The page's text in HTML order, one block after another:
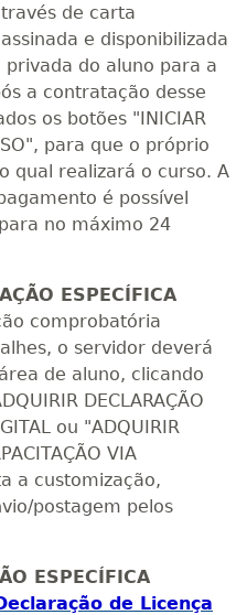
de carta
e disponibilizada
do aluno para a
a contratação desse
os botões "INICIAR
para que o próprio
qual realizará o curso. A
é possível
no máximo 24
ESPECÍFICA
comprobatória
o servidor deverá
de aluno, clicando
DECLARAÇÃO
ou "ADQUIRIR
VIA
a customização,
postagem pelos
ESPECÍFICA
de Licença